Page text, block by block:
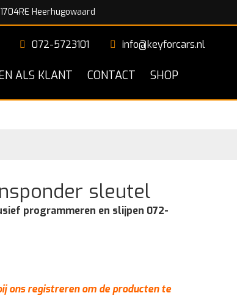
Heerhugowaard
072-5723101 info@keyforcars.nl
ALS KLANT CONTACT SHOP
sleutel
programmeren en slijpen 072-
ons registreren om de producten te